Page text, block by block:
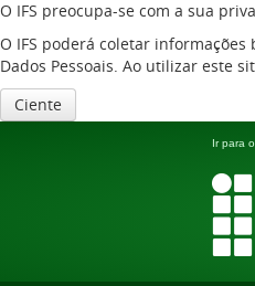
O IFS preocupa-se com a sua
O IFS poderá coletar
Dados Pessoais. Ao utilizar este
Ciente
Ir para